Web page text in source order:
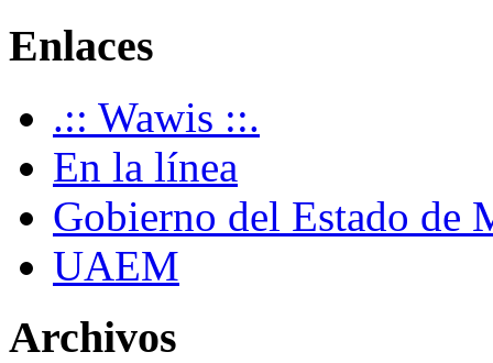
Enlaces
.:: Wawis ::.
En la línea
Gobierno del Estado de
UAEM
Archivos